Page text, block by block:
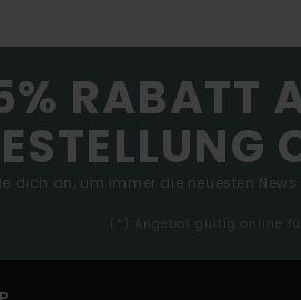
RABATT
dich an, um immer die neuesten
(*) Angebot gültig online